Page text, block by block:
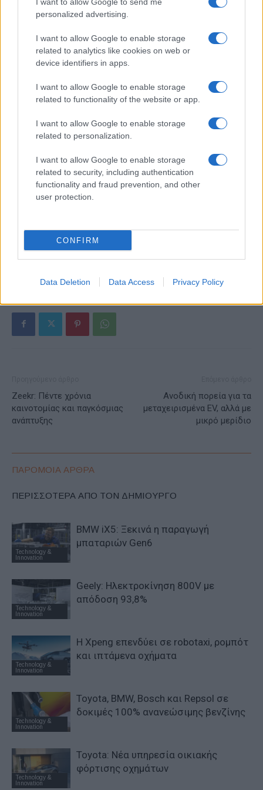
personalized advertising.
I want to allow Google to enable storage
related to analytics like cookies on web or
device identifiers in apps.
I want to allow Google to enable storage
related to functionality of the website or app.
I want to allow Google to enable storage
related to personalization.
I want to allow Google to enable storage
related to security, including authentication
functionality and fraud prevention, and other
user protection.
CONFIRM
Data Deletion Data Access Privacy Policy
Επιδαύρου άνοιξε τις πύλες
του σε όλους
ESG Report 2025: Πώς η ΑΒ Βασιλόπουλος μετατρέπει τη
βιωσιμότητα σε καθημερινή πράξη
Stoiximan: «Πού ήσουν;» στις μεγάλες στιγμές του
Zeekr: Πέντε χρόνια
καινοτομίας και παγκόσμιας
ανάπτυξης
Aνοδική πορεία για τα
μεταχειρισμένα EV, αλλά με
μικρό μερίδιο
ΠΑΡΟΜΟΙΑ ΑΡΘΡΑ
ΠΕΡΙΣΣΟΤΕΡΑ ΑΠΟ ΤΟΝ ΔΗΜΙΟΥΡΓΟ
Technology &
Innovation
BMW iX5: Ξεκινά η παραγωγή
μπαταριών Gen6
Technology &
Innovation
Geely: Ηλεκτροκίνηση 800V με
απόδοση 93,8%
Technology &
Innovation
Η Xpeng επενδύει σε robotaxi, ρομπότ
και ιπτάμενα οχήματα
Technology &
Innovation
Toyota, BMW, Bosch και Repsol σε
δοκιμές 100% ανανεώσιμης βενζίνης
Technology &
Innovation
Toyota: Νέα υπηρεσία οικιακής
φόρτισης οχημάτων